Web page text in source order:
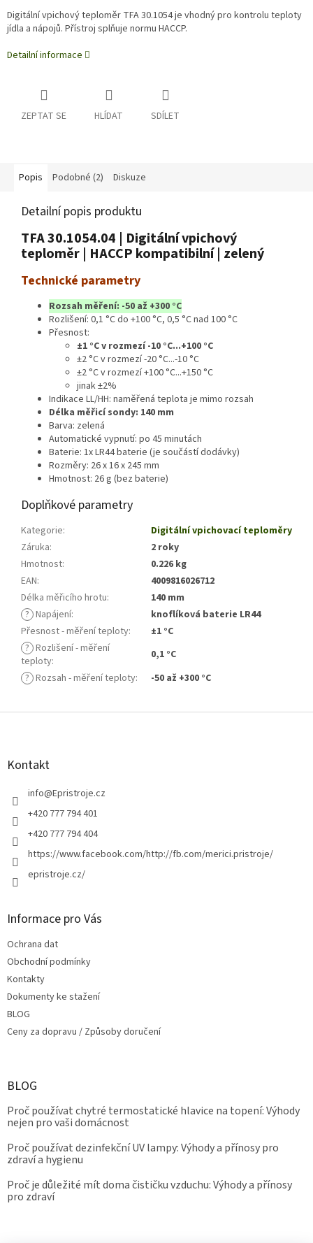
Digitální vpichový teploměr TFA 30.1054je vhodný pro kontrolu teploty
jídla a nápojů. Přístroj splňuje normu HACCP.
Detailní informace
ZEPTAT SE HLÍDAT SDÍLET
Popis Podobné (2) Diskuze
Detailní popis produktu
TFA 30.1054.04 | Digitální vpichový
teploměr | HACCP kompatibilní | zelený
Technické parametry
Rozsah měření: -50 až +300 °C
Rozlišení: 0,1 °C do +100 °C, 0,5 °C nad 100 °C
Přesnost:
±1 °C v rozmezí -10 °C...+100 °C
±2 °C v rozmezí -20 °C...-10 °C
±2 °C v rozmezí +100 °C...+150 °C
jinak ±2%
Indikace LL/HH: naměřená teplota je mimo rozsah
Délka měřicí sondy: 140 mm
Barva: zelená
Automatické vypnutí: po 45 minutách
Baterie: 1x LR44 baterie (je součástí dodávky)
Rozměry: 26 x 16 x 245 mm
Hmotnost: 26 g (bez baterie)
Doplňkové parametry
Kategorie:
Digitální vpichovací teploměry
Záruka:
2 roky
Hmotnost:
0.226 kg
EAN:
4009816026712
Délka měřicího hrotu:
140 mm
? Napájení:
knoflíková baterie LR44
Přesnost - měření teploty:
±1 °C
? Rozlišení - měření
teploty:
0,1 °C
? Rozsah - měření teploty: -50 až +300 °C
Z
Kontakt
info@Epristroje.cz
+420 777 794 401
+420 777 794 404
https://www.facebook.com/http://fb.com/merici.pristroje/
epristroje.cz/
Informace pro Vás
Ochrana dat
Obchodní podmínky
Kontakty
Dokumenty ke stažení
BLOG
Ceny za dopravu / Způsoby doručení
BLOG
Proč používat chytré termostatické hlavice na topení: Výhody
nejen pro vaši domácnost
Proč používat dezinfekční UV lampy: Výhody a přínosy pro
zdraví a hygienu
Proč je důležité mít doma čističku vzduchu: Výhody a přínosy
pro zdraví